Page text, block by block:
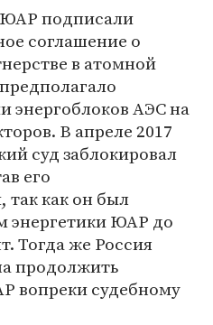
ЮАР подписали
соглашение о
в атомной
энергоблоков АЭС на
В апреле 2017
суд заблокировал
его
как он был
энергетики ЮАР до
Тогда же Россия
продолжить
вопреки судебному